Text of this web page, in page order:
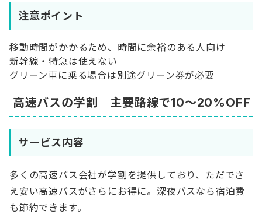
注意ポイント
移動時間がかかるため、時間に余裕のある人向け
新幹線・特急は使えない
グリーン車に乗る場合は別途グリーン券が必要
高速バスの学割｜主要路線で10〜20%OFF
サービス内容
多くの高速バス会社が学割を提供しており、ただでさ
え安い高速バスがさらにお得に。深夜バスなら宿泊費
も節約できます。